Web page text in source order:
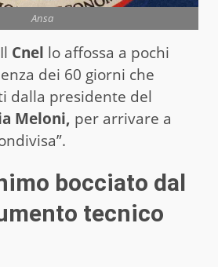
Ansa
Cnel lo affossa a pochi
dei 60 giorni che
dalla presidente del
Meloni, per arrivare a
bocciato dal
tecnico